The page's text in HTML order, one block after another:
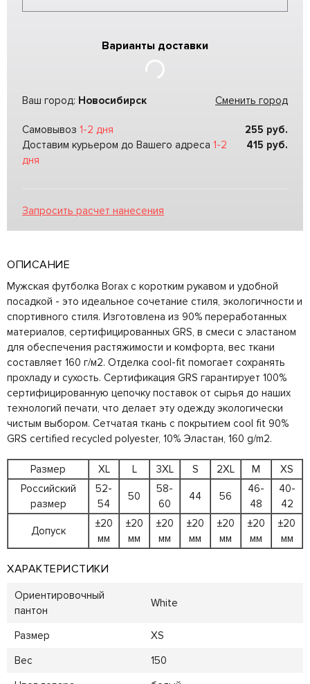
Варианты доставки
Ваш город: Новосибирск Сменить город
Самовывоз 1-2 дня 255 руб.
Доставим курьером до Вашего адреса 1-2
дня
415 руб.
Запросить расчет нанесения
ОПИСАНИЕ
Мужская футболка Borax с коротким рукавом и удобной
посадкой - это идеальное сочетание стиля, экологичности и
спортивного стиля. Изготовлена из 90% переработанных
материалов, сертифицированных GRS, в смеси с эластаном
для обеспечения растяжимости и комфорта, вес ткани
составляет 160 г/м2. Отделка cool-fit помогает сохранять
прохладу и сухость. Сертификация GRS гарантирует 100%
сертифицированную цепочку поставок от сырья до наших
технологий печати, что делает эту одежду экологически
чистым выбором. Сетчатая ткань с покрытием cool fit 90%
GRS certified recycled polyester, 10% Эластан, 160 g/m2.
Размер XL L 3XL S 2XL M
XS
Российский
размер
52-
54
50
58-
60
44 56
46-
48
40-
42
Допуск
±20
мм
±20
мм
±20
мм
±20
мм
±20
мм
±20
мм
±20
мм
ХАРАКТЕРИСТИКИ
Ориентировочный
пантон
White
Размер
XS
Вес
150